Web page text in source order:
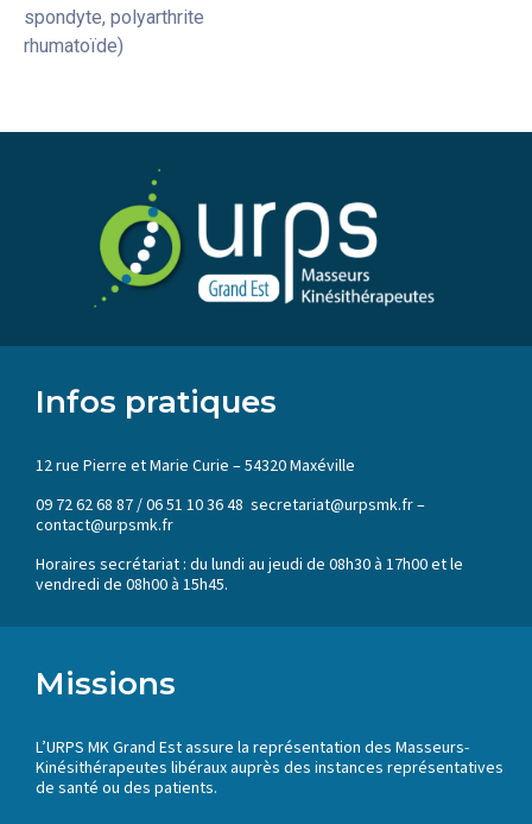
spondyte, polyarthrite
rhumatoïde)
Infos pratiques
12 rue Pierre et Marie Curie – 54320 Maxéville
09 72 62 68 87 / 06 51 10 36 48 secretariat@urpsmk.fr –
contact@urpsmk.fr
Horaires secrétariat : du lundi au jeudi de 08h30 à 17h00 et le
vendredi de 08h00 à 15h45.
Missions
L’URPS MK Grand Est assure la représentation des Masseurs-
Kinésithérapeutes libéraux auprès des instances représentatives
de santé ou des patients.